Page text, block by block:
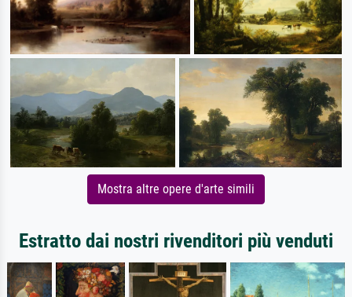
Mostra altre opere d'arte simili
Estratto dai nostri rivenditori più venduti